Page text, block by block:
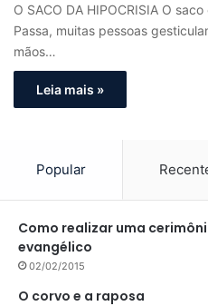
O SACO DA HIPOCRISIA O
Passa, muitas pessoas
mãos…
Leia mais »
Popular
Como realizar uma
evangélico
02/02/2015
O corvo e a raposa